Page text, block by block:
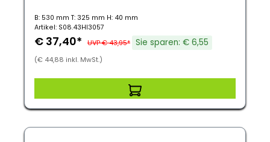
B: 530 mm T: 325 mm H: 40 mm
Artikel: S08.43HI3057
€ 37,40* UVP € 43,95* Sie sparen: € 6,55
(€ 44,88 inkl. MwSt.)